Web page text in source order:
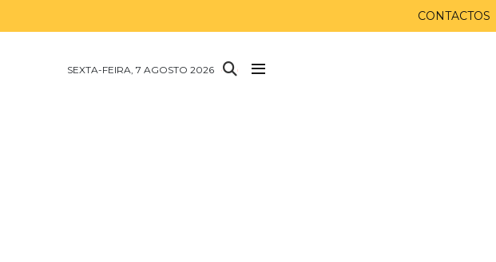
CONTACTOS
SEXTA-FEIRA, 7 AGOSTO 2026